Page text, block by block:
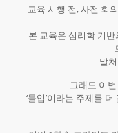
교육 시행 전, 사전 회
본 교육은 심리학 기
말
그래도 이
‘몰입’이라는 주제를